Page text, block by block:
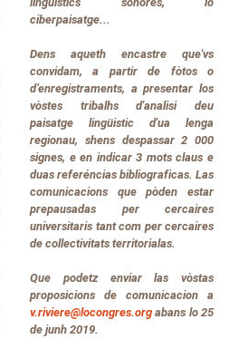
ciberpaisatge...
Dens aqueth encastre que'vs
convidam, a partir de fòtos o
d’enregistraments, a presentar los
vòstes tribalhs d'analisi deu
paisatge lingüistic d'ua lenga
regionau, shens despassar 2 000
signes, e en indicar 3 mots claus e
duas referéncias bibliograficas. Las
comunicacions que pòden estar
prepausadas per cercaires
universitaris tant com per cercaires
de collectivitats territorialas.
Que podetz enviar las vòstas
proposicions de comunicacion a
v.riviere@locongres.org abans lo 25
de junh 2019.